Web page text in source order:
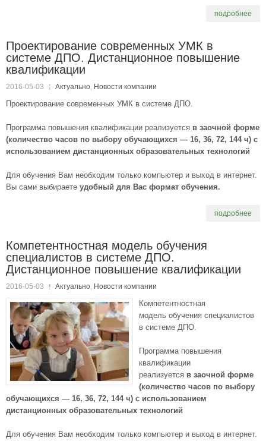
подробнее
Проектирование современных УМК в
системе ДПО. Дистанционное повышение
квалификации
2016-05-03 Актуально, Новости компании
Проектирование современных УМК в системе ДПО.
Программа повышения квалификации реализуется в заочной форме
(количество часов по выбору обучающихся — 16, 36, 72, 144 ч) с
использованием дистанционных образовательных технологий
Для обучения Вам необходим только компьютер и выход в интернет.
Вы сами выбираете удобный для Вас формат обучения.
подробнее
Компетентностная модель обучения
специалистов в системе ДПО.
Дистанционное повышение квалификации
2016-05-03 Актуально, Новости компании
Компетентностная
модель обучения специалистов
в системе ДПО.
Программа повышения
квалификации
реализуется в заочной форме
(количество часов по выбору
обучающихся — 16, 36, 72, 144 ч) с использованием
дистанционных образовательных технологий
Для обучения Вам необходим только компьютер и выход в интернет.